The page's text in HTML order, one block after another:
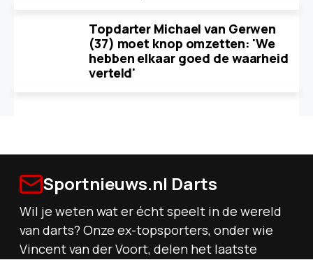
Topdarter Michael van Gerwen
(37) moet knop omzetten: 'We
hebben elkaar goed de waarheid
verteld'